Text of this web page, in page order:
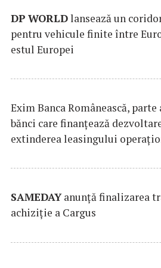
DP WORLDlansează un
pentru vehicule finite între
estul Europei
Exim Banca Românească,
bănci care finanțează
extinderea leasingului
SAMEDAYanunță finalizarea
achiziție a Cargus